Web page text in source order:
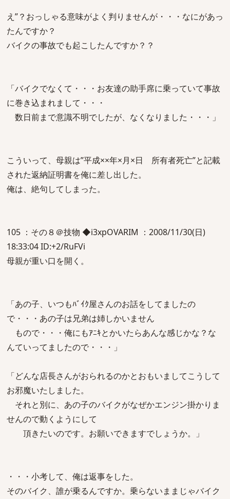
え”？おっしゃる意味がよく判りませんが・・・なにがあっ
たんですか？
バイクの事故でも起こしたんですか？？
「バイクでなくて・・・お友達の助手席に乗っていて事故
に巻き込まれまして・・・
数日前まで意識不明でしたが、なくなりました・・・」
こういって、母親は”平成××年×月×日 所有者死亡”と記載
された返納証明書を俺に差し出した。
俺は、絶句してしまった。
105 ：その８＠技物 ◆i3xpOVARIM ：2008/11/30(日)
18:33:04 ID:+2/RuFVi
母親が重い口を開く。
「あの子、いつもﾊﾞｲｸ屋さんのお話をしてましたの
で・・・あの子は兄弟は姉しかいません
もので・・・俺にもｱﾆｷとかいたらあんな感じかな？な
んていってましたので・・・」
「どんな店長さんがおられるのかとおもいましてこうして
お邪魔いたしました。
それと別に、あの子のバイクがなぜかエンジン掛かりま
せんので動くようにして
頂きたいのです。お願いできますでしょうか。」
・・・小考して、俺は返事をした。
そのバイク、誰が乗るんですか。乗らないままじゃバイク